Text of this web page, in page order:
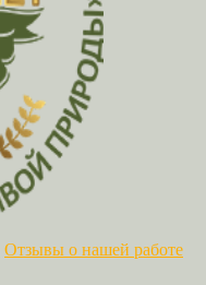
Отзывы о нашей работе